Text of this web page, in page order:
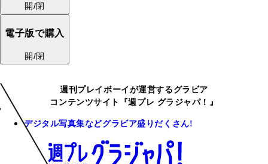
開/閉
電子版で購入
開/閉
週刊プレイボーイが運営するグラビア
コンテンツサイト『週プレ グラジャパ！』
デジタル写真集などグラビア盛りだくさん!